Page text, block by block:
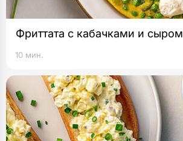
Фриттата с кабачками и сыром
10 мин.